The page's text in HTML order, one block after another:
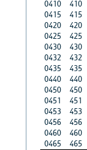
0410
410
0415
415
0420
420
0425
425
0430
430
0432
432
0435
435
0440
440
0450
450
0451
451
0453
453
0456
456
0460
460
0465
465